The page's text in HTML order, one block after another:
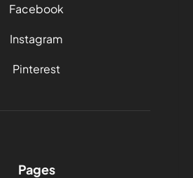
Facebook
Instagram
Pinterest
Pages